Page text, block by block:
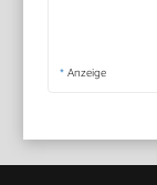
* Anzeige